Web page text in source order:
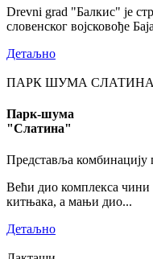
Drevni grad "Балкис" је
словенског војсковође
Детаљно
ПАРК ШУМА СЛАТИНА
Парк-шума
"Слатина"
Представља комбинацију
Већи дио комплекса чини
китњака, а мањи дио...
Детаљно